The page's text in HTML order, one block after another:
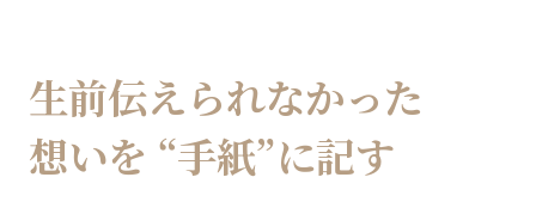
生前伝えられなかった
想いを “手紙”に記す